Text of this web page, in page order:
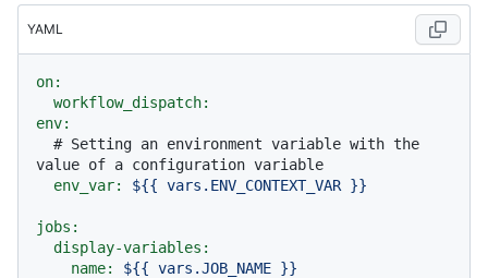
YAML
on:
workflow_dispatch:
env:
# Setting an environment variable with the
value of a configuration variable
env_var:
${{ vars.ENV_CONTEXT_VAR }}
jobs:
display-variables:
name:
${{ vars.JOB_NAME }}